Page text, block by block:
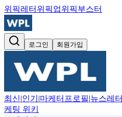
위픽레터 위픽업위픽부스터
로그인 회원가입
최신|인기 |마케터프로필|뉴스레터
케팅 위키